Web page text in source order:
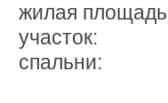
жилая
участок:
спальни: